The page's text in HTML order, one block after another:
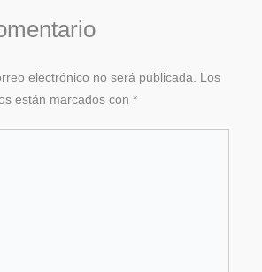
electrónico no será publicada.
Los
están marcados con *